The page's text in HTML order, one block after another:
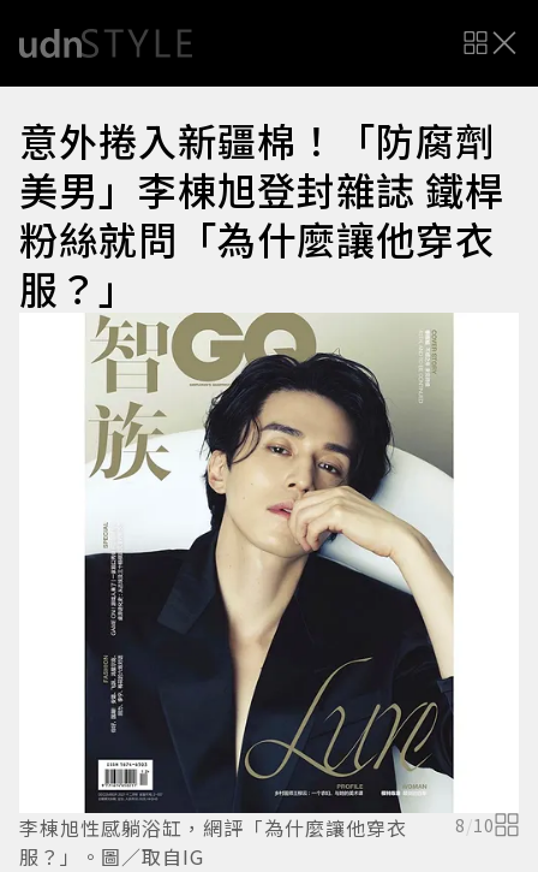
意外捲入新疆棉！「防腐劑
美男」李棟旭登封雜誌 鐵桿
粉絲就問「為什麼讓他穿衣
服？」
李棟旭性感躺浴缸，網評「為什麼讓他穿衣
服？」。圖／取自IG
8/10